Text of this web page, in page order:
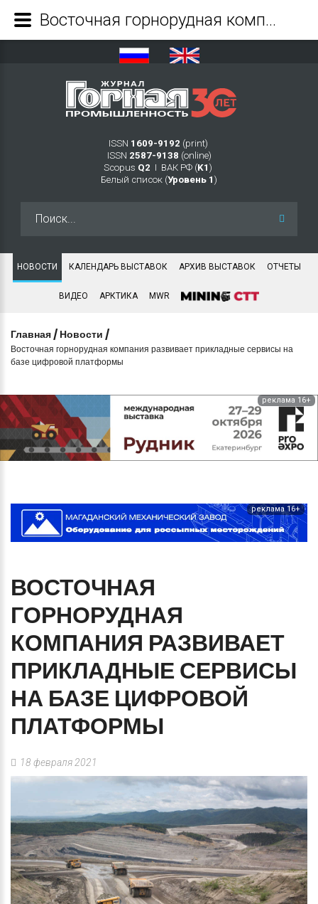
ISSN 1609-9192 (print)
ISSN 2587-9138 (online)
Scopus Q2 Ι ВАК РФ (K1 )
Белый список (Уровень 1 )
НОВОСТИ КАЛЕНДАРЬ ВЫСТАВОК АРХИВ ВЫСТАВОК ОТЧЕТЫ
ВИДЕО АРКТИКА MWR
Главная / Новости /
Восточная горнорудная компания развивает прикладные сервисы на
базе цифровой платформы
реклама 16+
реклама 16+
ВОСТОЧНАЯ
ГОРНОРУДНАЯ
КОМПАНИЯ РАЗВИВАЕТ
ПРИКЛАДНЫЕ СЕРВИСЫ
НА БАЗЕ ЦИФРОВОЙ
ПЛАТФОРМЫ
18 февраля 2021
Восточная горнорудная компания развивает прикладные сервисы на базе цифровой платформы - Журнал Горная промышленность